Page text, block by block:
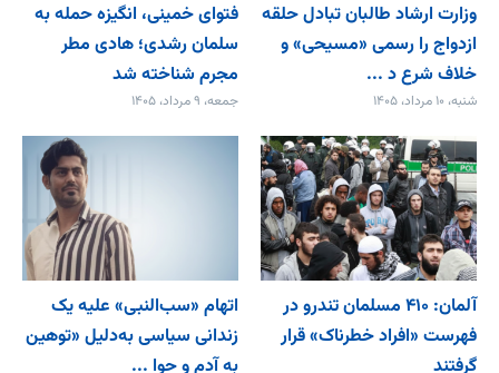
وزارت ارشاد طالبان تبادل حلقه
ازدواج را رسمی «مسیحی» و
خلاف شرع د ...
شنبه، ۱۰ مرداد، ۱۴۰۵
فتوای خمینی، انگیزه حمله به
سلمان رشدی؛ هادی مطر
مجرم شناخته شد
جمعه، ۹ مرداد، ۱۴۰۵
آلمان: ۴۱۰ مسلمان تندرو در
فهرست «افراد خطرناک» قرار
گرفتند
اتهام «سب‌النبی» علیه یک
زندانی سیاسی به‌دلیل «توهین
به آدم و حوا ...